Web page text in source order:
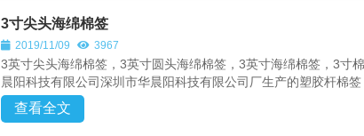
3寸尖头海绵棉签
2019/11/09 3967
3英寸尖头海绵棉签，3英寸圆头海绵棉签，3英寸海绵棉签，3寸
晨阳科技有限公司深圳市华晨阳科技有限公司厂生产的塑胶杆棉
查看全文